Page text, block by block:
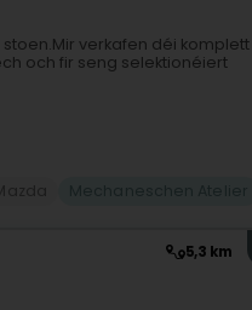
stoen.Mir verkafen déi komplett
och fir seng selektionéiert
5,3 km